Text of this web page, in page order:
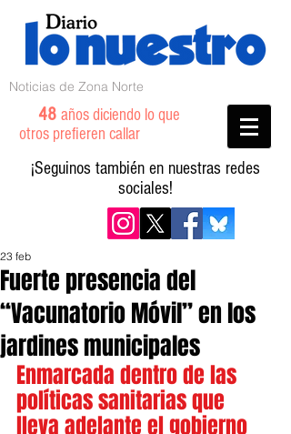
Noticias de Zona Norte
48 años diciendo lo que
otros prefieren callar
¡Seguinos también en nuestras redes
sociales!
Fuerte presencia del
“Vacunatorio Móvil” en los
jardines municipales
23 feb
Enmarcada dentro de las
políticas sanitarias que
lleva adelante el gobierno